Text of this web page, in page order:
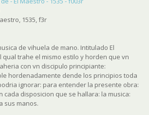
1535, f3r
de vihuela de mano. Intitulado El
qual trahe el mismo estilo y horden que vn
con vn discipulo principiante:
hordenadamente dende los principios toda
ignorar: para entender la presente obra:
cada disposicion que se hallara: la musica:
sus manos.